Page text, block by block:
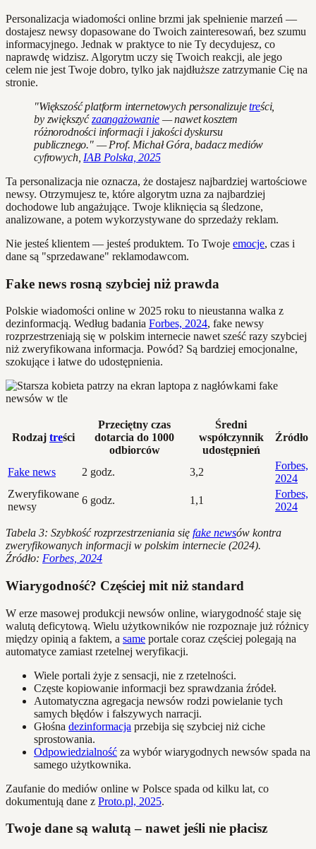
Personalizacja wiadomości online brzmi jak spełnienie marzeń —
dostajesz newsy dopasowane do Twoich zainteresowań, bez szumu
informacyjnego. Jednak w praktyce to nie Ty decydujesz, co
naprawdę widzisz. Algorytm uczy się Twoich reakcji, ale jego
celem nie jest Twoje dobro, tylko jak najdłuższe zatrzymanie Cię na
stronie.
"Większość platform internetowych personalizujetreści,
by zwiększyćzaangażowanie— nawet kosztem
różnorodności informacji i jakości dyskursu
publicznego." — Prof. Michał Góra, badacz mediów
cyfrowych, IAB Polska, 2025
Ta personalizacja nie oznacza, że dostajesz najbardziej wartościowe
newsy. Otrzymujesz te, które algorytm uzna za najbardziej
dochodowe lub angażujące. Twoje kliknięcia są śledzone,
analizowane, a potem wykorzystywane do sprzedaży reklam.
Nie jesteś klientem — jesteś produktem. To Twoje emocje, czas i
dane są "sprzedawane" reklamodawcom.
Fake news rosną szybciej niż prawda
Polskie wiadomości online w 2025 roku to nieustanna walka z
dezinformacją. Według badania Forbes, 2024, fake newsy
rozprzestrzeniają się w polskim internecie nawet sześć razy szybciej
niż zweryfikowana informacja. Powód? Są bardziej emocjonalne,
szokujące i łatwe do udostępnienia.
Rodzaj treści
Przeciętny czas
dotarcia do 1000
odbiorców
Średni
współczynnik
udostępnień
Źródło
Fake news 2 godz. 3,2
Forbes,
2024
Zweryfikowane
newsy
6 godz. 1,1
Forbes,
2024
Tabela 3: Szybkość rozprzestrzeniania się fake newsów kontra
zweryfikowanych informacji w polskim internecie (2024).
Źródło: Forbes, 2024
Wiarygodność? Częściej mit niż standard
W erze masowej produkcji newsów online, wiarygodność staje się
walutą deficytową. Wielu użytkowników nie rozpoznaje już różnicy
między opinią a faktem, a same portale coraz częściej polegają na
automatyce zamiast rzetelnej weryfikacji.
Wiele portali żyje z sensacji, nie z rzetelności.
Częste kopiowanie informacji bez sprawdzania źródeł.
Automatyczna agregacja newsów rodzi powielanie tych
samych błędów i fałszywych narracji.
Głośna dezinformacja przebija się szybciej niż ciche
sprostowania.
Odpowiedzialność za wybór wiarygodnych newsów spada na
samego użytkownika.
Zaufanie do mediów online w Polsce spada od kilku lat, co
dokumentują dane z Proto.pl, 2025.
Twoje dane są walutą – nawet jeśli nie płacisz